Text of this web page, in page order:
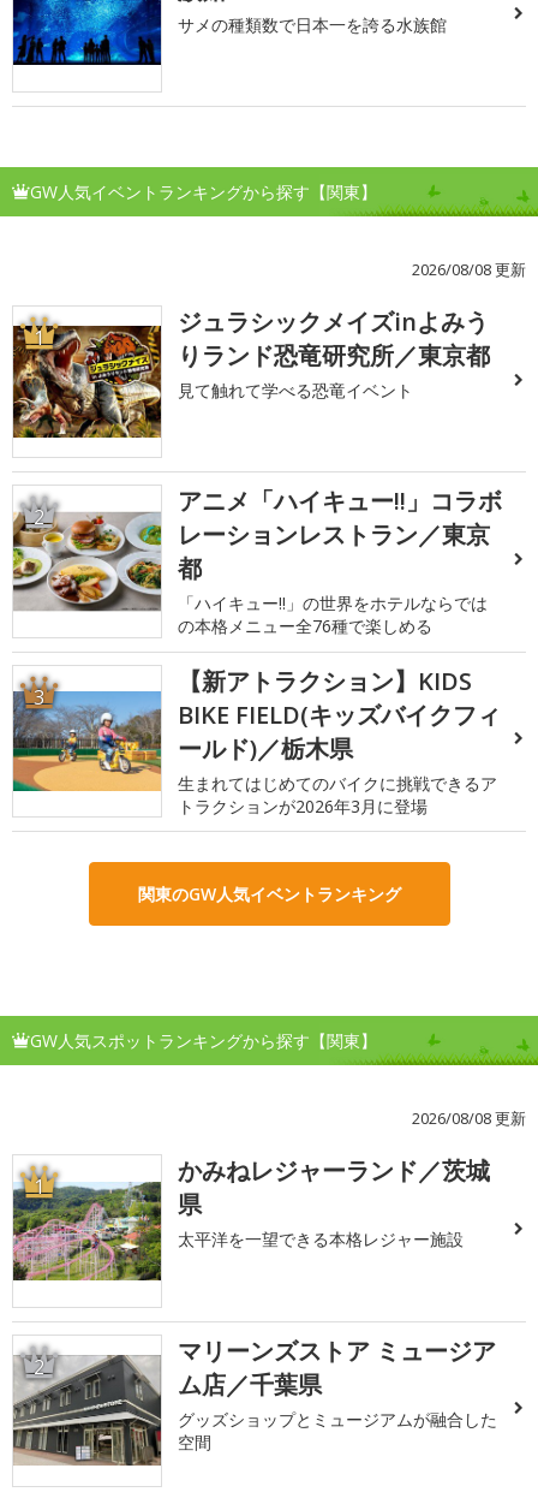
サメの種類数で日本一を誇る水族館
GW人気イベントランキングから探す【関東】
2026/08/08 更新
1
ジュラシックメイズinよみう
りランド恐竜研究所／東京都
見て触れて学べる恐竜イベント
2
アニメ「ハイキュー!!」コラボ
レーションレストラン／東京
都
「ハイキュー!!」の世界をホテルならでは
の本格メニュー全76種で楽しめる
3
【新アトラクション】KIDS
BIKE FIELD(キッズバイクフィ
ールド)／栃木県
生まれてはじめてのバイクに挑戦できるア
トラクションが2026年3月に登場
関東のGW人気イベントランキング
GW人気スポットランキングから探す【関東】
2026/08/08 更新
1
かみねレジャーランド／茨城
県
太平洋を一望できる本格レジャー施設
2
マリーンズストア ミュージア
ム店／千葉県
グッズショップとミュージアムが融合した
空間